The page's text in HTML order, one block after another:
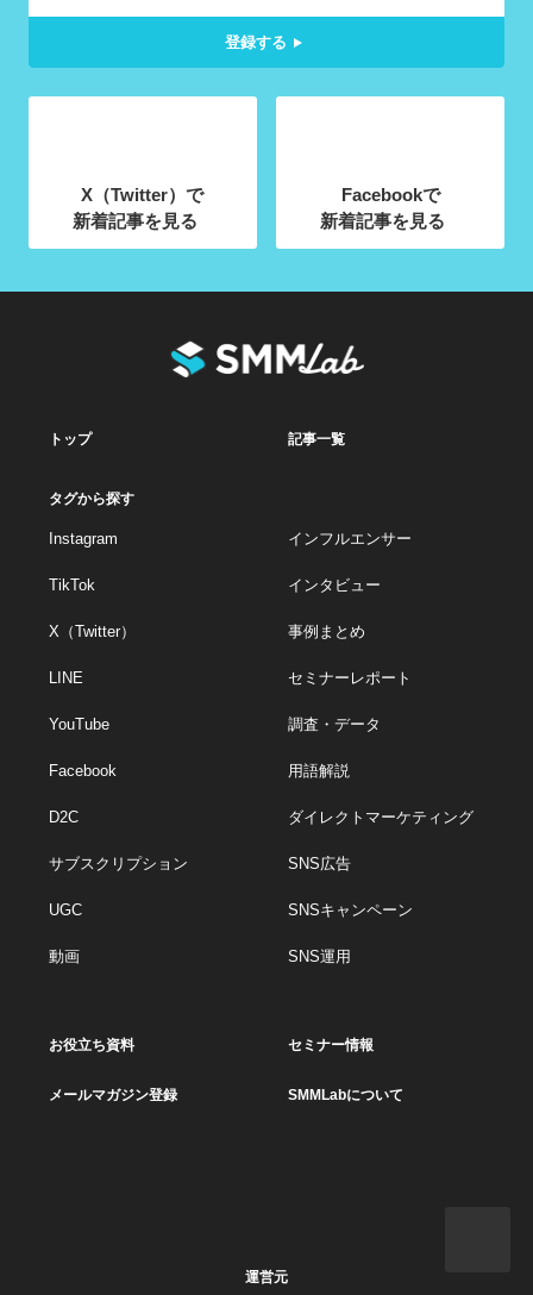
登録する
X（Twitter）で
新着記事を見る
Facebookで
新着記事を見る
トップ 記事一覧
タグから探す
Instagram
TikTok
X（Twitter）
LINE
YouTube
Facebook
D2C
サブスクリプション
UGC
動画
インフルエンサー
インタビュー
事例まとめ
セミナーレポート
調査・データ
用語解説
ダイレクトマーケティング
SNS広告
SNSキャンペーン
SNS運用
お役立ち資料 セミナー情報
メールマガジン登録 SMMLabについて
運営元